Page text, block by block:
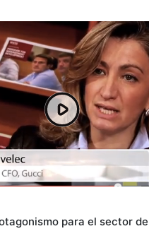
para el sector